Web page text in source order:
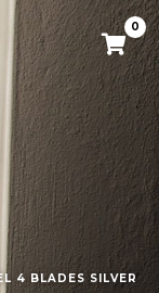
0
4 BLADES SILVER